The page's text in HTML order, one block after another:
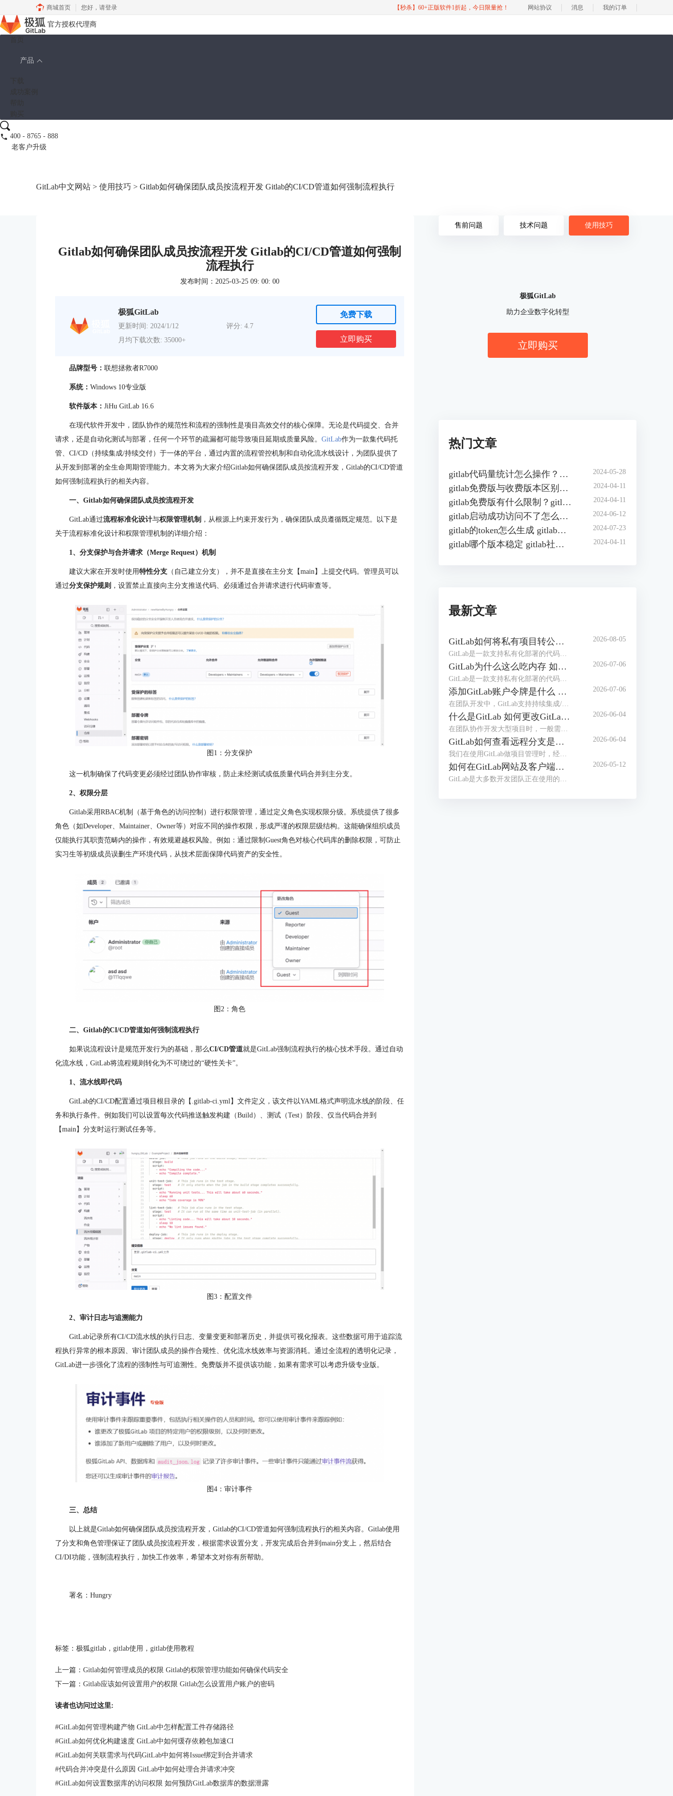
商城首页 您好， 请登录 【秒杀】60+正版软件1折起，今日限量抢！ 网站协议 消息 我的订单
官方授权代理商
产品
400 - 8765 - 888
老客户升级
GitLab中文网站 > 使用技巧 > Gitlab如何确保团队成员按流程开发 Gitlab的CI/CD管道如何强制流程执行
Gitlab如何确保团队成员按流程开发 Gitlab的CI/CD管道如何强制
流程执行
发布时间：2025-03-25 09: 00: 00
极狐GitLab
更新时间: 2024/1/12
评分: 4.7
月均下载次数: 35000+
免费下载
立即购买
品牌型号： 联想拯救者R7000
系统： Windows 10专业版
软件版本： JiHu GitLab 16.6
在现代软件开发中，团队协作的规范性和流程的强制性是项目高效交付的核心保障。无论是代码提交、合并
请求，还是自动化测试与部署，任何一个环节的疏漏都可能导致项目延期或质量风险。 GitLab作为一款集代码托
管、CI/CD（持续集成/持续交付）于一体的平台，通过内置的流程管控机制和自动化流水线设计，为团队提供了
从开发到部署的全生命周期管理能力。本文将为大家介绍Gitlab如何确保团队成员按流程开发，Gitlab的CI/CD管道
如何强制流程执行的相关内容。
一、Gitlab如何确保团队成员按流程开发
GitLab通过流程标准化设计与权限管理机制 ，从根源上约束开发行为，确保团队成员遵循既定规范。以下是
关于流程标准化设计和权限管理机制的详细介绍：
1、分支保护与合并请求（Merge Request）机制
建议大家在开发时使用特性分支 （自己建立分支），并不是直接在主分支【main】上提交代码。管理员可以
通过分支保护规则 ，设置禁止直接向主分支推送代码、必须通过合并请求进行代码审查等。
图1：分支保护
这一机制确保了代码变更必须经过团队协作审核，防止未经测试或低质量代码合并到主分支。
2、权限分层
Gitlab采用RBAC机制（基于角色的访问控制）进行权限管理，通过定义角色实现权限分级。系统提供了很多
角色（如Developer、Maintainer、Owner等）对应不同的操作权限，形成严谨的权限层级结构。这能确保组织成员
仅能执行其职责范畴内的操作，有效规避越权风险。例如：通过限制Guest角色对核心代码库的删除权限，可防止
实习生等初级成员误删生产环境代码，从技术层面保障代码资产的安全性。
图2：角色
二、Gitlab的CI/CD管道如何强制流程执行
如果说流程设计是规范开发行为的基础，那么CI/CD管道就是GitLab强制流程执行的核心技术手段。通过自动
化流水线，GitLab将流程规则转化为不可绕过的“硬性关卡”。
1、流水线即代码
GitLab的CI/CD配置通过项目根目录的【.gitlab-ci.yml】文件定义，该文件以YAML格式声明流水线的阶段、任
务和执行条件。例如我们可以设置每次代码推送触发构建（Build）、测试（Test）阶段、仅当代码合并到
【main】分支时运行测试任务等。
图3：配置文件
2、审计日志与追溯能力
GitLab记录所有CI/CD流水线的执行日志、变量变更和部署历史，并提供可视化报表。这些数据可用于追踪流
程执行异常的根本原因、审计团队成员的操作合规性、优化流水线效率与资源消耗。通过全流程的透明化记录，
GitLab进一步强化了流程的强制性与可追溯性。免费版并不提供该功能，如果有需求可以考虑升级专业版。
图4：审计事件
三、总结
以上就是Gitlab如何确保团队成员按流程开发，Gitlab的CI/CD管道如何强制流程执行的相关内容。Gitlab使用
了分支和角色管理保证了团队成员按流程开发，根据需求设置分支，开发完成后合并到main分支上，然后结合
CI/DI功能，强制流程执行，加快工作效率，希望本文对你有所帮助。
署名：Hungry
标签： 极狐gitlab ， gitlab使用 ， gitlab使用教程
上一篇： Gitlab如何管理成员的权限 Gitlab的权限管理功能如何确保代码安全
下一篇： Gitlab应该如何设置用户的权限 Gitlab怎么设置用户账户的密码
读者也访问过这里:
#GitLab如何管理构建产物 GitLab中怎样配置工件存储路径
#GitLab如何优化构建速度 GitLab中如何缓存依赖包加速CI
#GitLab如何关联需求与代码GitLab中如何将Issue绑定到合并请求
#代码合并冲突是什么原因 GitLab中如何处理合并请求冲突
#GitLab如何设置数据库的访问权限 如何预防GitLab数据库的数据泄露
售前问题 技术问题 使用技巧
极狐GitLab
助力企业数字化转型
立即购买
热门文章
gitlab代码量统计怎么操作？如何在gitlab中自动统计代码行数？ 2024-05-28
gitlab免费版与收费版本区别？gitlab企业版怎样收费？ 2024-04-11
gitlab免费版有什么限制？gitlab免费版可以几人用？ 2024-04-11
gitlab启动成功访问不了怎么办？gitlab无法访问页面有哪些原因？ 2024-06-12
gitlab的token怎么生成 gitlab的access token怎么查询 2024-07-23
gitlab哪个版本稳定 gitlab社区版和企业版的区别 2024-04-11
最新文章
GitLab如何将私有项目转公开项目 GitLab如何将项目移到组中
GitLab是一款支持私有化部署的代码管理和协作平台，在实际工作中，创建项目仓库可能设置成了私有仓库，后期可能需要将其转为公共项目。或者随着项目团队扩张、部门调整，导致项目仓库杂乱，可以按照开发团队创建【组】，方便统一管理。下面本文将为大家介绍GitLab如何将私有项目转公开项目，GitLab如何将项目移到组中的相关内容。
2026-08-05
GitLab为什么这么吃内存 如何解决GitLab内存占用过大的问题
GitLab是一款支持私有化部署的代码托管平台，在日常使用时，可能会遇到GitLab的服务器内存占用率高，导致团队成员在提交代码、执行CI/CD构建时，GitLab页面加载卡顿、响应超时，在提交代码的高峰期、严重影响提交效率，甚至可能导致无法正常拉取、提交代码。本文将为大家介绍GitLab为什么这么吃内存，如何解决GitLab内存占用过大的问题的相关内容。
2026-07-06
添加GitLab账户令牌是什么 GitLab如何设置令牌
在团队开发中，GitLab支持持续集成/部署，并且支持本地私有化部署，是很多开发团队正在使用的代码管理工具。员工在使用GitLab拉取代码时，配置令牌可以免密登录，更加安全高效。那么GitLab令牌是什么，怎么设置令牌呢？本文将为大家介绍添加GitLab账户令牌是什么，GitLab如何设置令牌的相关内容。
2026-07-06
什么是GitLab 如何更改GitLab的初始密码
在团队协作开发大型项目时，一般需要使用项目管理工具，比较常用的是Gitee、GitLab等，如果对项目安全性要求较高，需要私有化部署，建议部署GitLab后团队之间使用。很多用户并不知道GitLab是什么，初次拿到GitLab账号后怎么修改初始化密码呢？本文将为大家介绍什么是GitLab，如何更改GitLab的初始密码的相关内容。
2026-06-04
GitLab如何查看远程分支是基于哪个分支创建的 GitLab怎么切换当前开发分支
我们在使用GitLab做项目管理时，经常会创建多个分支。合理的分支体系能够保证项目顺利推进，在使用分支时，我们需要知道远程分支的创建源头，从而知道代码之间的关系，避免合并冲突。拉取代码后，需要切换到指定分支开发，应该怎么切换分支呢？本文将为大家介绍GitLab如何查看远程分支是基于哪个分支创建的，GitLab怎么切换当前开发分支的相关内容。
2026-06-04
如何在GitLab网站及客户端同步修改个人密码 客户端怎么免密拉取代码
GitLab是大多数开发团队正在使用的开发工具，很多用户想要在开发工具（例如IDEA）中登录GitLab账户，从而可以快速拉取代码。如果GitLab网站修改了密码，怎么能实现开发工具客户端同步修改呢？每次拉取代码都需要输入密码的情况下，怎么做到免密拉取代码呢？本文将为大家介绍如何在GitLab网站及客户端同步修改个人密码，客户端怎么免密拉取代码的相关内容。
2026-05-12